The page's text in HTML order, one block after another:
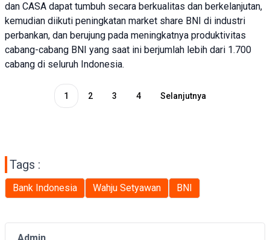
dan CASA dapat tumbuh secara berkualitas dan berkelanjutan,
kemudian diikuti peningkatan market share BNI di industri
perbankan, dan berujung pada meningkatnya produktivitas
cabang-cabang BNI yang saat ini berjumlah lebih dari 1.700
cabang di seluruh Indonesia.
1 2 3 4 Selanjutnya
Tags :
Bank Indonesia Wahju Setyawan BNI